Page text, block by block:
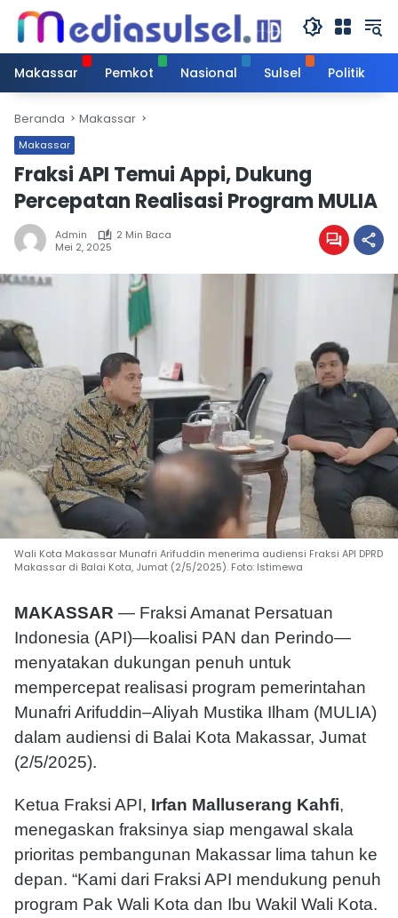
Langsung
konten
Makassar
Pemkot Nasional Sulsel Politik
Beranda Makassar
Makassar
Fraksi API Temui Appi, Dukung
Percepatan Realisasi Program MULIA
Admin
2 Min Baca
Mei 2, 2025
Wali Kota Makassar Munafri Arifuddin menerima audiensi Fraksi API DPRD
Makassar di Balai Kota, Jumat (2/5/2025). Foto: Istimewa
MAKASSAR — Fraksi Amanat Persatuan
Indonesia (API)—koalisi PAN dan Perindo—
menyatakan dukungan penuh untuk
mempercepat realisasi program pemerintahan
Munafri Arifuddin–Aliyah Mustika Ilham (MULIA)
dalam audiensi di Balai Kota Makassar, Jumat
(2/5/2025).
Ketua Fraksi API, Irfan Malluserang Kahfi,
menegaskan fraksinya siap mengawal skala
prioritas pembangunan Makassar lima tahun ke
depan. “Kami dari Fraksi API mendukung penuh
program Pak Wali Kota dan Ibu Wakil Wali Kota.